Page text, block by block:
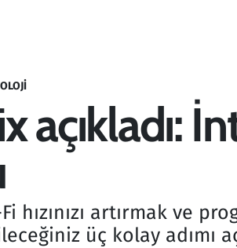
açıkladı:
hızınızı artırmak ve
üç kolay adımı